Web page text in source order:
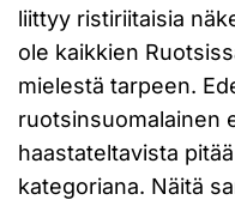
liittyy ristiriitaisia
ole kaikkien
mielestä tarpeen.
ruotsinsuomalainen
haastateltavista
kategoriana. Näitä